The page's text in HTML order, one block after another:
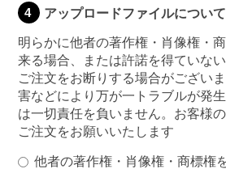
4 アップロードファイルについて
明らかに他者の著作権・肖像権・
来る場合、または許諾を得ていな
ご注文をお断りする場合がござい
害などにより万が一トラブルが発
は一切責任を負いません。お客様
ご注文をお願いいたします
他者の著作権・肖像権・商標権